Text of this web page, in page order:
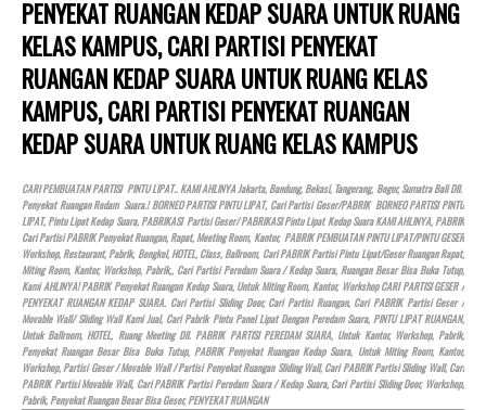
PENYEKAT RUANGAN KEDAP SUARA UNTUK RUANG
KELAS KAMPUS, CARI PARTISI PENYEKAT
RUANGAN KEDAP SUARA UNTUK RUANG KELAS
KAMPUS, CARI PARTISI PENYEKAT RUANGAN
KEDAP SUARA UNTUK RUANG KELAS KAMPUS
CARI PEMBUATAN PARTISI PINTU LIPAT.. KAMI AHLINYA Jakarta, Bandung, Bekasi, Tangerang, Bogor, Sumatra Bali Dll.
Penyekat Ruangan Redam Suara.! BORNEO PARTISI PINTU LIPAT, Cari Partisi Geser/PABRIK BORNEO PARTISI PINTU
LIPAT, Pintu Lipat Kedap Suara, PABRIKASI Partisi Geser/ PABRIKASI Pintu Lipat Kedap Suara KAMI AHLINYA, PABRIK
Cari Partisi PABRIK Penyekat Ruangan, Rapat, Meeting Room, Kantor, PABRIK PEMBUATAN PINTU LIPAT/PINTU GESER
Workshop, Restaurant, Pabrik, Bengkel,HOTEL, Class, Ballroom, Cari PABRIK Partisi Pintu Lipat/Geser Ruangan Rapat,
Miting Room, Kantor, Workshop, Pabrik,, Cari Partisi Peredam Suara / Kedap Suara, Ruangan Besar Bisa Buka Tutup,
Kami AHLINYA! PABRIK Penyekat Ruangan Kedap Suara, Untuk Miting Room, Kantor, Workshop CARI PARTISI GESER /
PENYEKAT RUANGAN KEDAP SUARA. Cari Partisi Sliding Door, Cari Partisi Ruangan, Cari PABRIK Partisi Geser /
Movable Wall/ Sliding Wall Kami Jual, Cari Pabrik Pintu Panel Lipat Dengan Peredam Suara, PINTU LIPAT RUANGAN,
Untuk Ballroom,HOTEL, Ruang Meeting Dll. PABRIK PARTISI PEREDAM SUARA, Untuk Kantor, Workshop, Pabrik,
Penyekat Ruangan Besar Bisa Buka Tutup, PABRIK Penyekat Ruangan Kedap Suara, Untuk Miting Room, Kantor,
Workshop, Partisi Geser / Movable Wall / Partisi Penyekat Ruangan Sliding Wall, Cari PABRIK Partisi Sliding Wall, Cari
PABRIK Partisi Movable Wall, Cari PABRIK Partisi Peredam Suara / Kedap Suara, Cari Partisi Sliding Door, Workshop,
Pabrik, Penyekat Ruangan Besar Bisa Geser, PENYEKAT RUANGAN